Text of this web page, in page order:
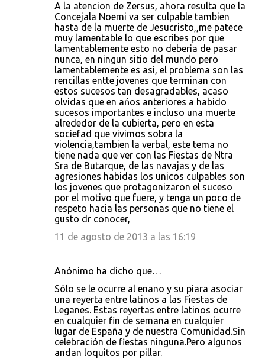
A la atencion de Zersus, ahora resulta que la
Concejala Noemi va ser culpable tambien
hasta de la muerte de Jesucristo,,me patece
muy lamentable lo que escribes por que
lamentablemente esto no deberia de pasar
nunca, en ningun sitio del mundo pero
lamentablemente es asi, el problema son las
rencillas entte jovenes que terminan con
estos sucesos tan desagradables, acaso
olvidas que en ańos anteriores a habido
sucesos importantes e incluso una muerte
alrededor de la cubierta, pero en esta
sociefad que vivimos sobra la
violencia,tambien la verbal, este tema no
tiene nada que ver con las Fiestas de Ntra
Sra de Butarque, de las navajas y de las
agresiones habidas los unicos culpables son
los jovenes que protagonizaron el suceso
por el motivo que fuere, y tenga un poco de
respeto hacia las personas que no tiene el
gusto dr conocer,
11 de agosto de 2013 a las 16:19
Anónimo ha dicho que…
Sólo se le ocurre al enano y su piara asociar
una reyerta entre latinos a las Fiestas de
Leganes. Estas reyertas entre latinos ocurre
en cualquier fin de semana en cualquier
lugar de España y de nuestra Comunidad.Sin
celebración de fiestas ninguna.Pero algunos
andan loquitos por pillar.